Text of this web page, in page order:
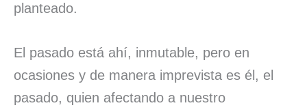
planteado.
El pasado está ahí, inmutable, pero en
ocasiones y de manera imprevista es él, el
pasado, quien afectando a nuestro